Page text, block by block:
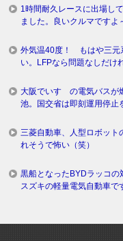
1時間耐久レースに出場し
ました。良いクルマですよ
外気温40度！ もはや三元
い。LFPなら問題なしだけ
大阪でいすゞの電気バスが
池。国交省は即刻運用停止
三菱自動車、人型ロボット
れそうで怖い（笑）
黒船となったBYDラッコの
スズキの軽量電気自動車で